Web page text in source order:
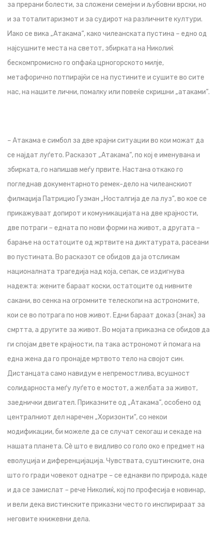
за прерани болести, за сложени семејни и љубовни врски, но
и за тоталитаризмот и за судирот на различните култури.
Иако се вика „Атакама“, како чилеанската пустина – едно од
најсушните места на светот, збирката на Николиќ
бескомпромисно го опфаќа црногорското милје,
метафорично потпирајќи се на пустините и сушите во сите
нас, на нашите лични, помалку или повеќе скришни „атаками“.
– Атакама е симбол за две крајни ситуации во кои можат да
се најдат луѓето. Расказот „Атакама“, по кој е именувана и
збирката, го напишав меѓу првите. Настана откако го
погледнав документарното ремек-дело на чилеанскиот
филмаџија Патрицио Гузман „Носталгија де ла луз“, во кое се
прикажуваат допирот и комуникацијата на две крајности,
две потраги – едната по нови форми на живот, а другата –
барање на остатоците од жртвите на диктатурата, расеани
во пустината. Во расказот се обидов да ја отсликам
националната трагедија над која, сепак, се издигнува
надежта: жените бараат коски, остатоците од нивните
сакани, во сенка на огромните телескопи на астрономите,
кои се во потрага по нов живот. Едни бараат доказ (знак) за
смртта, а другите за живот. Во мојата приказна се обидов да
ги спојам двете крајности, па така астрономот ѝ помага на
една жена да го пронајде мртвото тело на својот син.
Дистанцата само навидум е непремостлива, всушност
солидарноста меѓу луѓето е мостот, а желбата за живот,
заеднички двигател. Приказните од „Атакама“, особено од
централниот дел наречен „Хоризонти“, со некои
модификации, би можеле да се случат секогаш и секаде на
нашата планета. Сѐ што е видливо со голо око е предмет на
еволуција и диференцијација. Чувствата, суштинските, она
што го гради човекот однатре – се еднакви по природа, каде
и да се замислат – рече Николиќ, кој по професија е новинар,
и вели дека вистинските приказни често го инспирираат за
неговите книжевни дела.